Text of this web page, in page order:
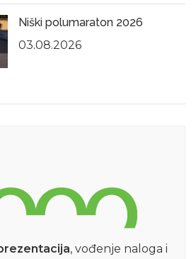
Niški polumaraton 2026
03.08.2026
, vođenje naloga i